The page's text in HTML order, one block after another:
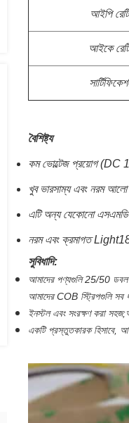
আইপি
আইকে
বৈশিষ্ট্য
কম ভোল্টেজ প্রয়োগ (DC
খুব ভারসাম্য এবং নরম
এটি অন্য যেকোনো এসএমডি
নরম এবং ক্রমাগত
সুবিধাদি:
আমাদের পণ্যগুলি 25/50 ডবল
আমাদের COB স্ট্রিপগুলি সব
ইনস্টল এবং সংরক্ষণ করা
একটি প্রস্তুতকারক হিসাবে,